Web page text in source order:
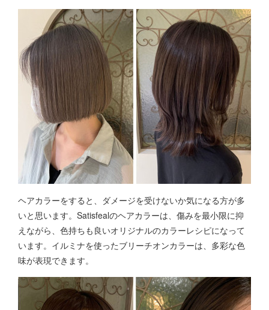
ヘアカラーをすると、ダメージを受けないか気になる方が多
いと思います。Satisfealのヘアカラーは、傷みを最小限に抑
えながら、色持ちも良いオリジナルのカラーレシピになって
います。イルミナを使ったブリーチオンカラーは、多彩な色
味が表現できます。